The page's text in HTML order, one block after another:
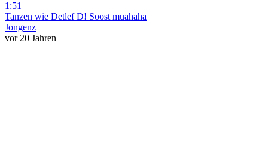
1:51
Tanzen wie Detlef D! Soost muahaha
Jongenz
vor 20 Jahren